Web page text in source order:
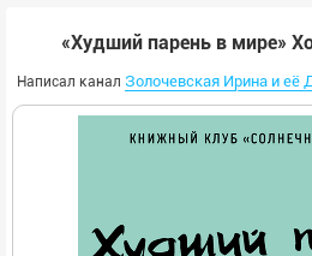
«Худший парень в мире»
Написал канал Золочевская Ирина и её